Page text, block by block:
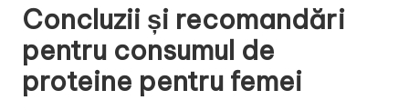
Concluzii și recomandări
pentru consumul de
proteine pentru femei